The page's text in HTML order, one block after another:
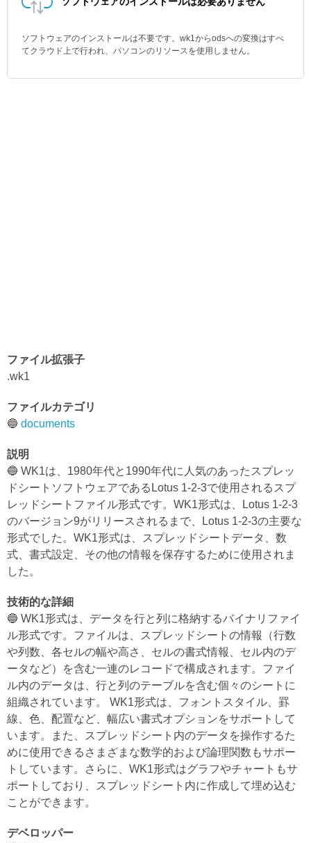
ソフトウェアのインストールは不要です。wk1からodsへの変換はすべ
てクラウド上で行われ、パソコンのリソースを使用しません。
ファイル拡張子
.wk1
ファイルカテゴリ
🔵 documents
説明
🔵 WK1は、1980年代と1990年代に人気のあったスプレッ
ドシートソフトウェアであるLotus 1-2-3で使用されるスプ
レッドシートファイル形式です。WK1形式は、Lotus 1-2-3
のバージョン9がリリースされるまで、Lotus 1-2-3の主要な
形式でした。WK1形式は、スプレッドシートデータ、数
式、書式設定、その他の情報を保存するために使用されま
した。
技術的な詳細
🔵 WK1形式は、データを行と列に格納するバイナリファイ
ル形式です。ファイルは、スプレッドシートの情報（行数
や列数、各セルの幅や高さ、セルの書式情報、セル内のデ
ータなど）を含む一連のレコードで構成されます。ファイ
ル内のデータは、行と列のテーブルを含む個々のシートに
組織されています。 WK1形式は、フォントスタイル、罫
線、色、配置など、幅広い書式オプションをサポートして
います。また、スプレッドシート内のデータを操作するた
めに使用できるさまざまな数学的および論理関数もサポー
トしています。さらに、WK1形式はグラフやチャートもサ
ポートしており、スプレッドシート内に作成して埋め込む
ことができます。
デベロッパー